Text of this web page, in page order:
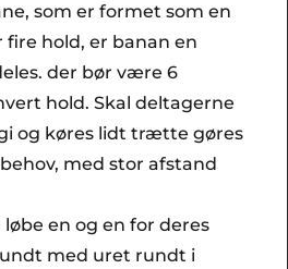
som er formet som en
hold, er banan en
der bør være 6
hold. Skal deltagerne
og køres lidt trætte gøres
med stor afstand
en og en for deres
med uret rundt i